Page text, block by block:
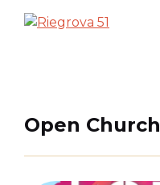
Open Church